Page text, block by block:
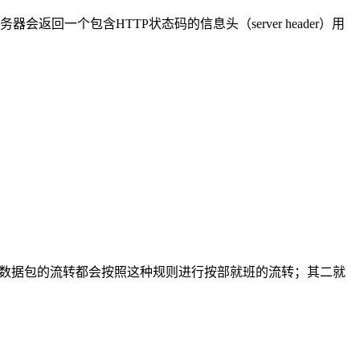
会返回一个包含HTTP状态码的信息头（server header）用
据包的流转都会按照这种规则进行按部就班的流转；其二就